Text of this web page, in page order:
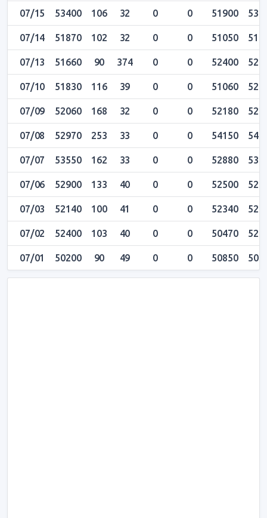
07/15 53400 106 32 0 0 51900
07/14 51870 102 32 0 0 51050
07/13 51660 90 374 0 0 52400
07/10 51830 116 39 0 0 51060
07/09 52060 168 32 0 0 52180
07/08 52970 253 33 0 0 54150
07/07 53550 162 33 0 0 52880
07/06 52900 133 40 0 0 52500
07/03 52140 100 41 0 0 52340
07/02 52400 103 40 0 0 50470
07/01 50200 90 49 0 0 50850